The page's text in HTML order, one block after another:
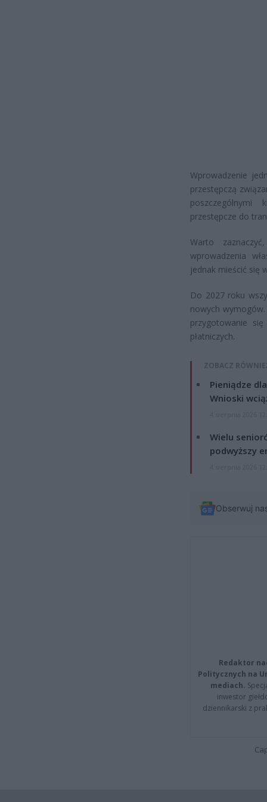
Wprowadzenie
przestępczą
poszczególnymi
przestępcze do
Warto
wprowadzenia
jednak mieścić się
Do 2027 roku
nowych
przygotowanie
płatniczych.
ZOBACZ
Pieniądze
Wnioski
Wielu
podwyższy
Obserwuj
Redaktor
Politycznych na
mediach.
inwestor
dziennikarski z